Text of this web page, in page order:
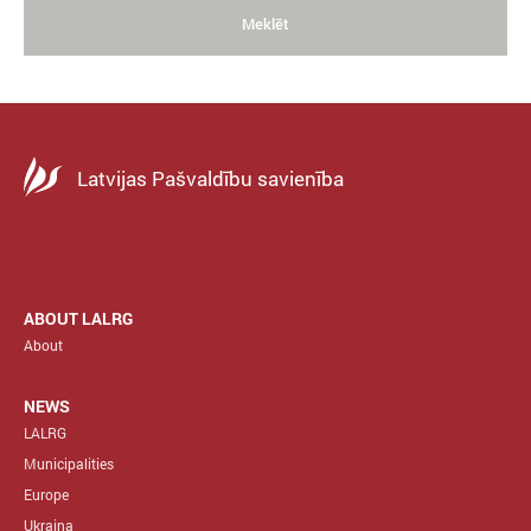
Meklēt
Latvijas Pašvaldību savienība
ABOUT LALRG
About
NEWS
LALRG
Municipalities
Europe
Ukraina